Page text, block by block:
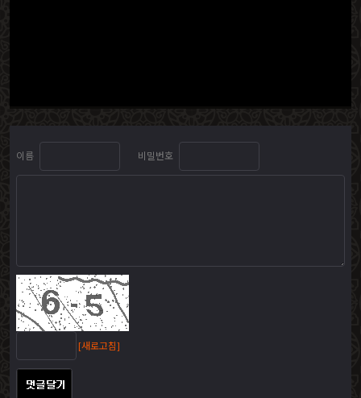
이름 비밀번호
[새로고침]